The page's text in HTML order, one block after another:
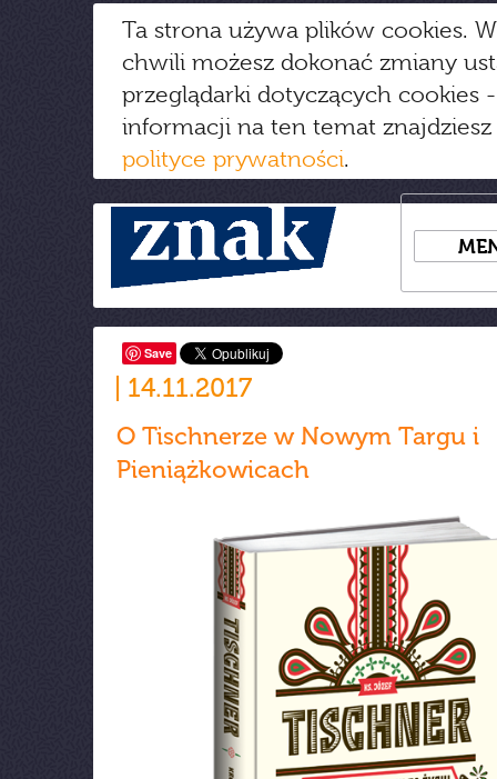
Ta strona używa plików cookies.
chwili możesz dokonać zmiany
przeglądarki dotyczących cookies
informacji na ten temat
polityce prywatności.
Save
14.11.2017
O Tischnerze w Nowym Targu i
Pieniążkowicach